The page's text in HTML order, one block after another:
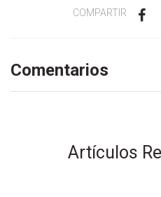
COMPARTIR
Comentarios
Artículos